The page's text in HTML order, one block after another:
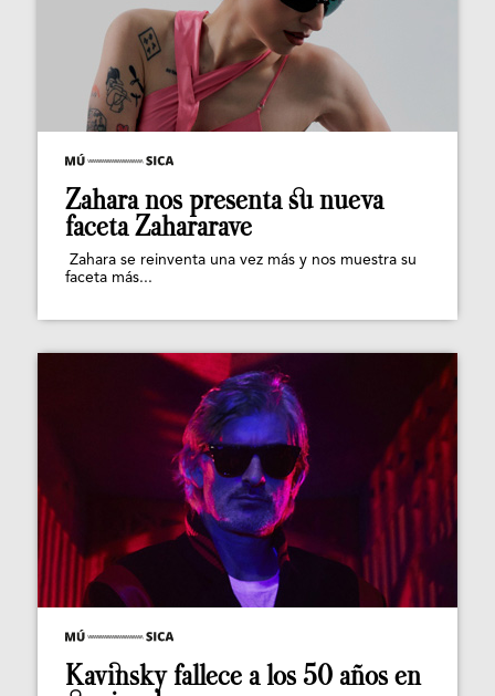
Zahara nos presenta su nueva
faceta Zahararave
Zahara se reinventa una vez más y nos muestra su
faceta más...
Kavinsky fallece a los 50 años en